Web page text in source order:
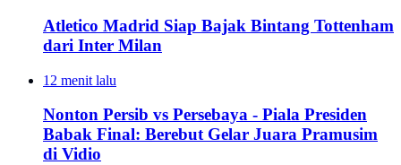
Atletico Madrid Siap Bajak Bintang Tottenham
dari Inter Milan
12 menit lalu
Nonton Persib vs Persebaya - Piala Presiden
Babak Final: Berebut Gelar Juara Pramusim
di Vidio